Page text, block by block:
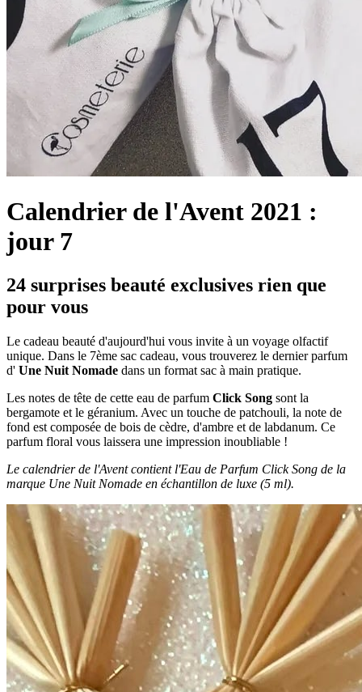
Calendrier de l'Avent 2021 :
jour 7
24 surprises beauté exclusives rien que
pour vous
Le cadeau beauté d'aujourd'hui vous invite à un voyage olfactif
unique. Dans le 7ème sac cadeau, vous trouverez le dernier parfum
d' Une Nuit Nomade dans un format sac à main pratique.
Les notes de tête de cette eau de parfum Click Song sont la
bergamote et le géranium. Avec un touche de patchouli, la note de
fond est composée de bois de cèdre, d'ambre et de labdanum. Ce
parfum floral vous laissera une impression inoubliable !
Le calendrier de l'Avent contient l'Eau de Parfum Click Song de la
marque Une Nuit Nomade en échantillon de luxe (5 ml).